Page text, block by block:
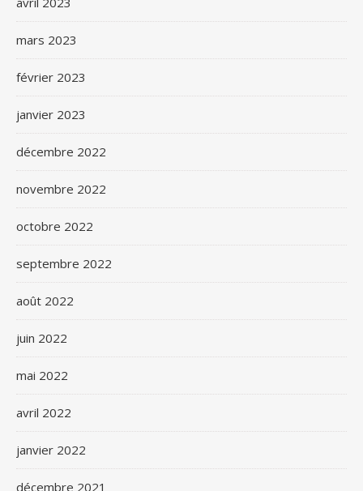
mars 2023
février 2023
janvier 2023
décembre 2022
novembre 2022
octobre 2022
septembre 2022
août 2022
juin 2022
mai 2022
avril 2022
janvier 2022
décembre 2021